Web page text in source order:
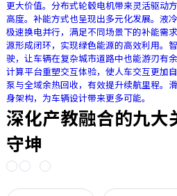
更大价值。分布式轮毂电机带来灵活驱动
高度。补能方式也呈现出多元化发展。液
极速换电并行，满足不同场景下的补能需
源形成闭环，实现绿色能源的高效利用。
驶，让车辆在复杂城市道路中也能游刃有
计算平台重塑交互体验，使人车交互更加
泵与全域余热回收，有效提升续航里程。
身架构，为车辆设计带来更多可能。
深化产教融合的九
守坤